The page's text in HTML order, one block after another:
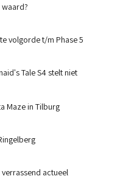
volgorde t/m Phase 5
Tale S4 stelt niet
Maze in Tilburg
actueel